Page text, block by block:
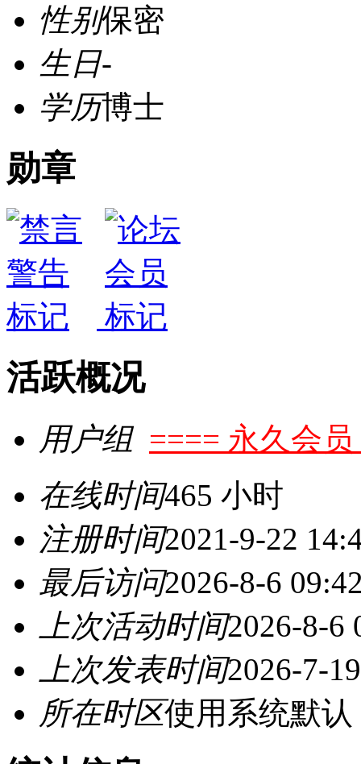
性别保密
生日-
学历博士
勋章
活跃概况
用户组 ==== 永久会员
在线时间465 小时
注册时间2021-9-22
最后访问2026-8-6
上次活动时间2026-8-6
上次发表时间2026-7-
所在时区使用系统默认